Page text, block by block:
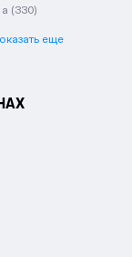
(330)
еще